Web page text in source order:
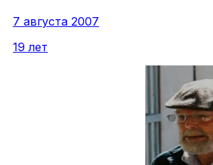
7 августа 2007
19 лет